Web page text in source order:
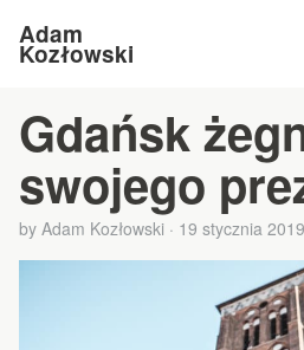
Adam
Kozłowski
Gdańsk
swojego
by Adam Kozłowski · 19 stycznia 2019